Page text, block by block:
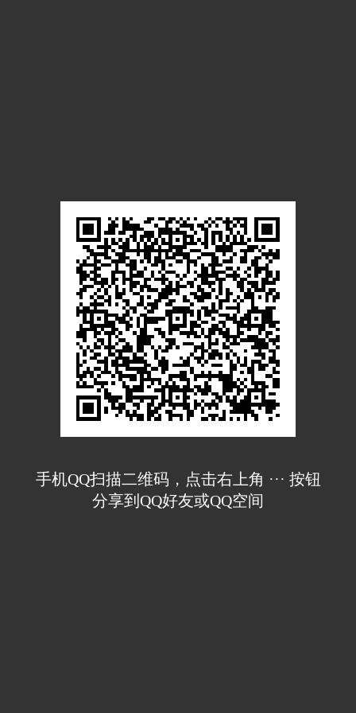
手机QQ扫描二维码，点击右上角 ··· 按钮
分享到QQ好友或QQ空间